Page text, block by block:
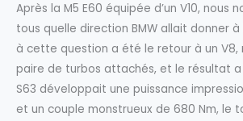
Après la M5 E60 équipée d’un V10, nous
tous quelle direction BMW allait donner à
à cette question a été le retour à un V8,
paire de turbos attachés, et le résultat a
S63 développait une puissance
et un couple monstrueux de 680 Nm, le